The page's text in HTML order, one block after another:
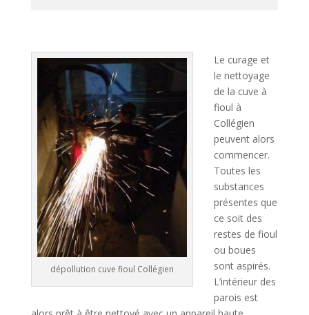
t
dépollution cuve fioul Collégien
Le curage et
le nettoyage
de la cuve à
fioul à
Collégien
peuvent alors
commencer.
Toutes les
substances
présentes que
ce soit des
restes de fioul
ou boues
sont aspirés.
L’intérieur des
parois est